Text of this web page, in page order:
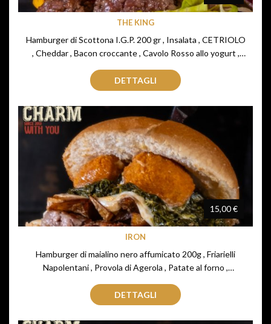
THE KING
Hamburger di Scottona I.G.P. 200 gr , Insalata , CETRIOLO
, Cheddar , Bacon croccante , Cavolo Rosso allo yogurt ,
DETTAGLI
15,00 €
IRON
Hamburger di maialino nero affumicato 200g , Friarielli
Napolentani , Provola di Agerola , Patate al forno ,
DETTAGLI